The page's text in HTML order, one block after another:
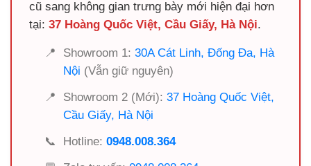
cũ sang không gian trưng bày mới hiện đại hơn
tại: 37 Hoàng Quốc Việt, Cầu Giấy, Hà Nội.
📍 Showroom 1: 30A Cát Linh, Đống Đa, Hà
Nội (Vẫn giữ nguyên)
📍
Showroom 2 (Mới): 37 Hoàng Quốc Việt,
Cầu Giấy, Hà Nội
📞
Hotline: 0948.008.364